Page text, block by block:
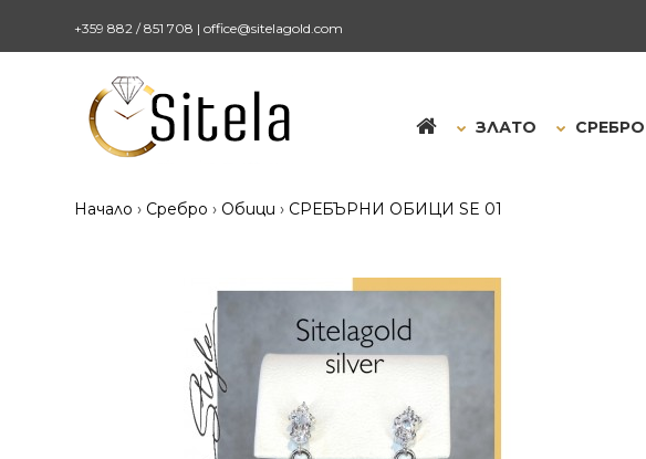
+359 882 / 851 708 | office@sitelagold.com
ЗЛАТО СРЕБРО
Начало Сребро Обици СРЕБЪРНИ ОБИЦИ SE 01